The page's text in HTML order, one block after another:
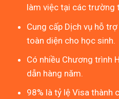
làm việc tại các trường
Cung cấp Dịch vụ hỗ
toàn diện cho học sinh.
Có nhiều Chương trình
dẫn hàng năm.
98% là tỷ lệ Visa thành